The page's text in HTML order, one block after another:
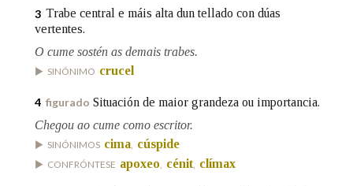
Nos exemplos
OUTRAS OPCIÓNS DE BUSCA
3 Trabe central e máis alta dun tellado con dúas
vertentes.
O cume sostén as demais trabes.
SINÓNIMO crucel
4 figurado Situación de maior grandeza ou importancia.
Chegou ao cume como escritor.
SINÓNIMOS cima cúspide
CONFRÓNTESE apoxeo cénit clímax